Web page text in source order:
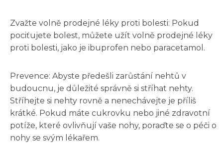
Zvažte volně prodejné léky proti bolesti: Pokud
pociťujete bolest, můžete užít volně prodejné léky
proti bolesti, jako je ibuprofen nebo paracetamol.
Prevence: Abyste předešli zarůstání nehtů v
budoucnu, je důležité správně si stříhat nehty.
Stříhejte si nehty rovně a nenechávejte je příliš
krátké. Pokud máte cukrovku nebo jiné zdravotní
potíže, které ovlivňují vaše nohy, poraďte se o péči o
nohy se svým lékařem.